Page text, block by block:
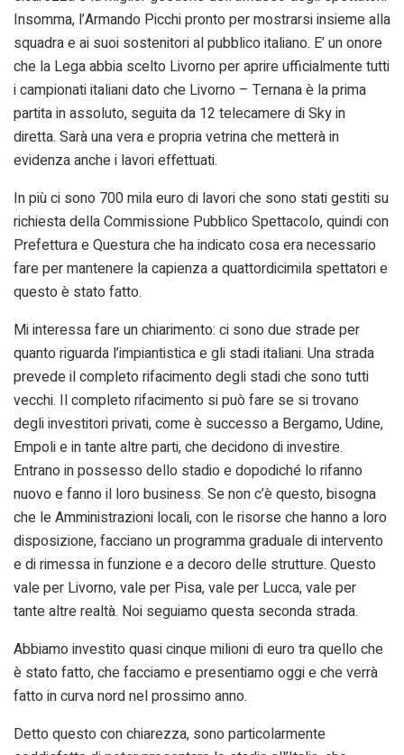
Insomma, l’Armando Picchi pronto per mostrarsi insieme alla
squadra e ai suoi sostenitori al pubblico italiano. E’ un onore
che la Lega abbia scelto Livorno per aprire ufficialmente tutti
i campionati italiani dato che Livorno – Ternana è la prima
partita in assoluto, seguita da 12 telecamere di Sky in
diretta. Sarà una vera e propria vetrina che metterà in
evidenza anche i lavori effettuati.
In più ci sono 700 mila euro di lavori che sono stati gestiti su
richiesta della Commissione Pubblico Spettacolo, quindi con
Prefettura e Questura che ha indicato cosa era necessario
fare per mantenere la capienza a quattordicimila spettatori e
questo è stato fatto.
Mi interessa fare un chiarimento: ci sono due strade per
quanto riguarda l’impiantistica e gli stadi italiani. Una strada
prevede il completo rifacimento degli stadi che sono tutti
vecchi. Il completo rifacimento si può fare se si trovano
degli investitori privati, come è successo a Bergamo, Udine,
Empoli e in tante altre parti, che decidono di investire.
Entrano in possesso dello stadio e dopodiché lo rifanno
nuovo e fanno il loro business. Se non c’è questo, bisogna
che le Amministrazioni locali, con le risorse che hanno a loro
disposizione, facciano un programma graduale di intervento
e di rimessa in funzione e a decoro delle strutture. Questo
vale per Livorno, vale per Pisa, vale per Lucca, vale per
tante altre realtà. Noi seguiamo questa seconda strada.
Abbiamo investito quasi cinque milioni di euro tra quello che
è stato fatto, che facciamo e presentiamo oggi e che verrà
fatto in curva nord nel prossimo anno.
Detto questo con chiarezza, sono particolarmente